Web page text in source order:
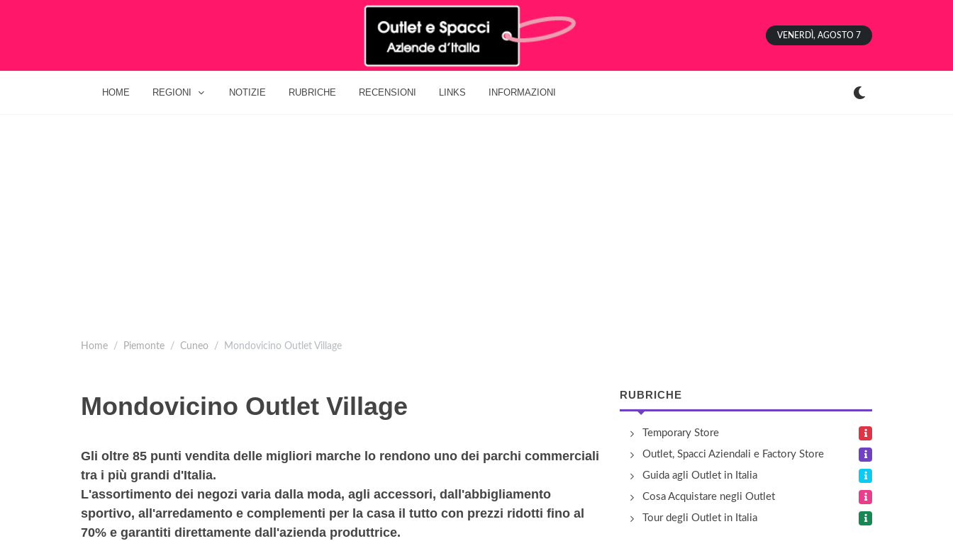
VENERDÌ, AGOSTO 7
HOME REGIONI NOTIZIE RUBRICHE RECENSIONI LINKS INFORMAZIONI
Home Piemonte Cuneo Mondovicino Outlet Village
Mondovicino Outlet Village
Gli oltre 85 punti vendita delle migliori marche lo rendono uno dei parchi commerciali
tra i più grandi d'Italia.
L'assortimento dei negozi varia dalla moda, agli accessori, dall'abbigliamento
sportivo, all'arredamento e complementi per la casa il tutto con prezzi ridotti fino al
70% e garantiti direttamente dall'azienda produttrice.
RUBRICHE
Temporary Store
Outlet, Spacci Aziendali e Factory Store
Guida agli Outlet in Italia
Cosa Acquistare negli Outlet
Tour degli Outlet in Italia